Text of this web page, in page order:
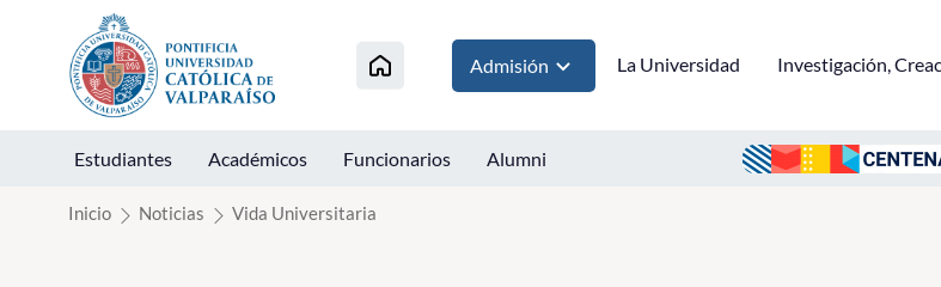
Click acá para ir directamente al contenido
Admisión La Universidad Investigación,
Estudiantes Académicos Funcionarios Alumni
Inicio Noticias Vida Universitaria